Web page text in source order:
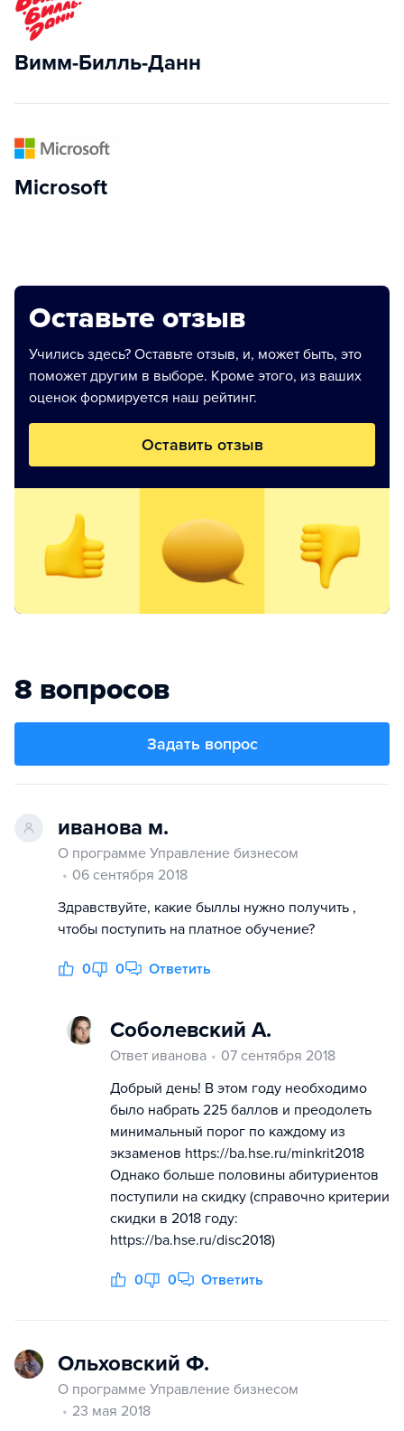
Вимм-Билль-Данн
Microsoft
Оставьте отзыв
Учились здесь? Оставьте отзыв, и, может быть, это
поможет другим в выборе. Кроме этого, из ваших
оценок формируется наш рейтинг.
Оставить отзыв
8 вопросов
Задать вопрос
иванова м.
О программе Управление бизнесом
06 сентября 2018
Здравствуйте, какие быллы нужно получить ,
чтобы поступить на платное обучение?
0 0 Ответить
Соболевский А.
Ответ иванова
07 сентября 2018
Добрый день! В этом году необходимо
было набрать 225 баллов и преодолеть
минимальный порог по каждому из
экзаменов https://ba.hse.ru/minkrit2018
Однако больше половины абитуриентов
поступили на скидку (справочно критерии
скидки в 2018 году:
https://ba.hse.ru/disc2018)
0 0 Ответить
Ольховский Ф.
О программе Управление бизнесом
23 мая 2018